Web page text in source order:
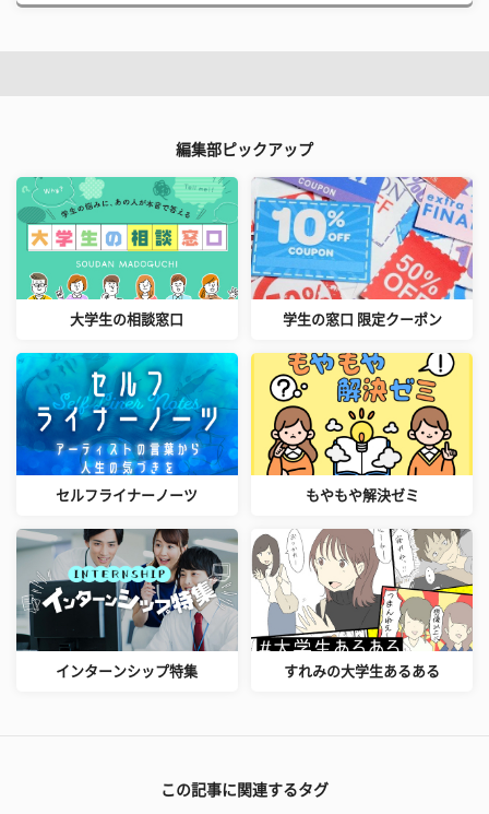
編集部ピックアップ
大学生の相談窓口 学生の窓口 限定クーポン
セルフライナーノーツ もやもや解決ゼミ
インターンシップ特集 すれみの大学生あるある
この記事に関連するタグ